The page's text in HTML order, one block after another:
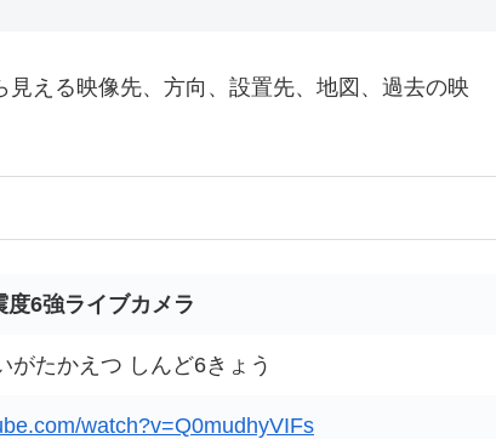
える映像先、方向、設置先、地図、過去の映
6強ライブカメラ
がたかえつ しんど6きょう
watch?v=Q0mudhyVIFs